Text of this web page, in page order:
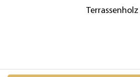
Terrassenholz